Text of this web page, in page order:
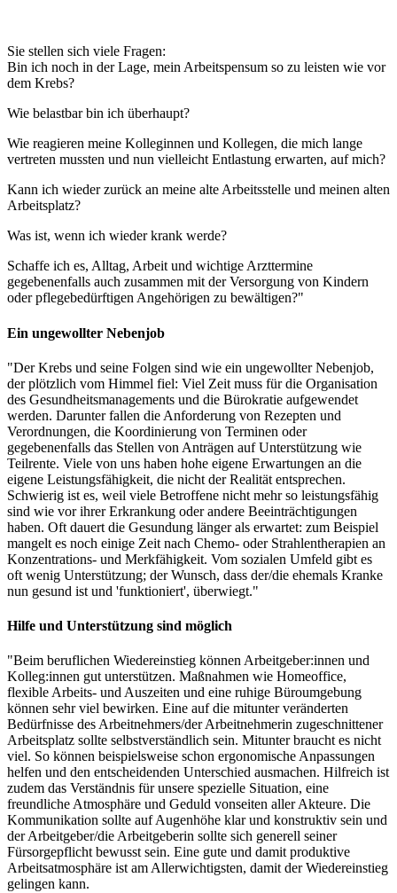
Sie stellen sich viele Fragen:
Bin ich noch in der Lage, mein Arbeitspensum so zu leisten wie vor
dem Krebs?
Wie belastbar bin ich überhaupt?
Wie reagieren meine Kolleginnen und Kollegen, die mich lange
vertreten mussten und nun vielleicht Entlastung erwarten, auf mich?
Kann ich wieder zurück an meine alte Arbeitsstelle und meinen alten
Arbeitsplatz?
Was ist, wenn ich wieder krank werde?
Schaffe ich es, Alltag, Arbeit und wichtige Arzttermine
gegebenenfalls auch zusammen mit der Versorgung von Kindern
oder pflegebedürftigen Angehörigen zu bewältigen?"
Ein ungewollter Nebenjob
"Der Krebs und seine Folgen sind wie ein ungewollter Nebenjob,
der plötzlich vom Himmel fiel: Viel Zeit muss für die Organisation
des Gesundheitsmanagements und die Bürokratie aufgewendet
werden. Darunter fallen die Anforderung von Rezepten und
Verordnungen, die Koordinierung von Terminen oder
gegebenenfalls das Stellen von Anträgen auf Unterstützung wie
Teilrente. Viele von uns haben hohe eigene Erwartungen an die
eigene Leistungsfähigkeit, die nicht der Realität entsprechen.
Schwierig ist es, weil viele Betroffene nicht mehr so leistungsfähig
sind wie vor ihrer Erkrankung oder andere Beeinträchtigungen
haben. Oft dauert die Gesundung länger als erwartet: zum Beispiel
mangelt es noch einige Zeit nach Chemo- oder Strahlentherapien an
Konzentrations- und Merkfähigkeit. Vom sozialen Umfeld gibt es
oft wenig Unterstützung; der Wunsch, dass der/die ehemals Kranke
nun gesund ist und 'funktioniert', überwiegt."
Hilfe und Unterstützung sind möglich
"Beim beruflichen Wiedereinstieg können Arbeitgeber:innen und
Kolleg:innen gut unterstützen. Maßnahmen wie Homeoffice,
flexible Arbeits- und Auszeiten und eine ruhige Büroumgebung
können sehr viel bewirken. Eine auf die mitunter veränderten
Bedürfnisse des Arbeitnehmers/der Arbeitnehmerin zugeschnittener
Arbeitsplatz sollte selbstverständlich sein. Mitunter braucht es nicht
viel. So können beispielsweise schon ergonomische Anpassungen
helfen und den entscheidenden Unterschied ausmachen. Hilfreich ist
zudem das Verständnis für unsere spezielle Situation, eine
freundliche Atmosphäre und Geduld vonseiten aller Akteure. Die
Kommunikation sollte auf Augenhöhe klar und konstruktiv sein und
der Arbeitgeber/die Arbeitgeberin sollte sich generell seiner
Fürsorgepflicht bewusst sein. Eine gute und damit produktive
Arbeitsatmosphäre ist am Allerwichtigsten, damit der Wiedereinstieg
gelingen kann.